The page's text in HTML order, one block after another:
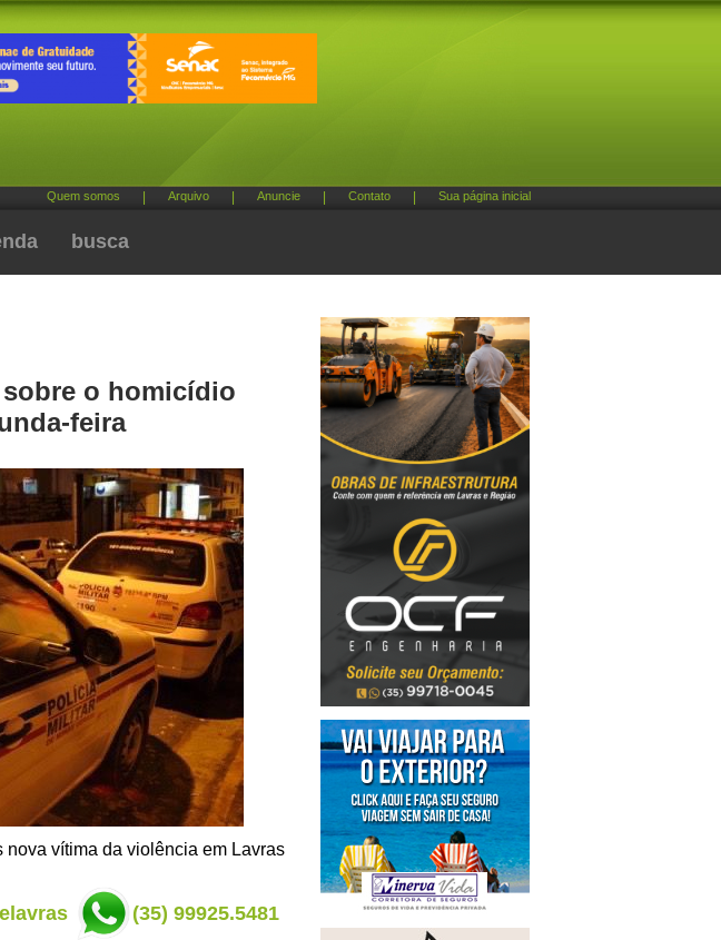
Quem somos Arquivo Anuncie Contato Sua página inicial
busca
o homicídio
feira
nova vítima da violência em Lavras
(35) 99925.5481